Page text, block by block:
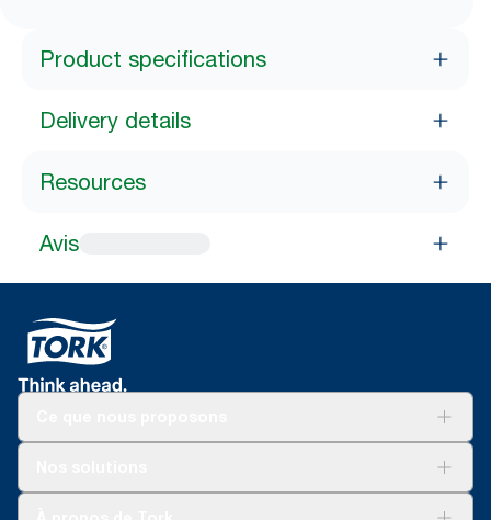
Product specifications
Delivery details
Resources
Avis